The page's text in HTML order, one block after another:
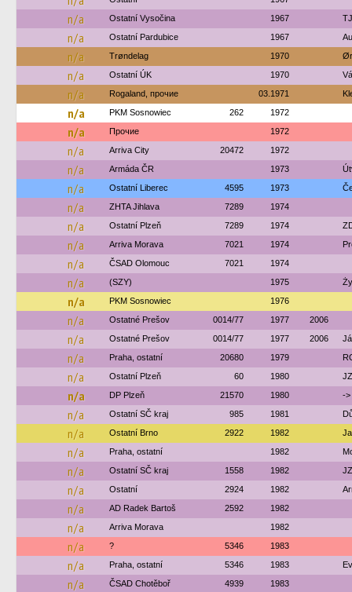
n/a Ostatní Vysočina 1967
n/a Ostatní Pardubice 1967
n/a Trøndelag 1970
n/a Ostatní ÚK 1970
n/a Rogaland, прочие 03.1971
n/a PKM Sosnowiec 262 1972
n/a Прочие 1972
n/a Arriva City 20472 1972
n/a Armáda ČR 1973
n/a Ostatní Liberec 4595 1973
n/a ZHTA Jihlava 7289 1974
n/a Ostatní Plzeň 7289 1974
n/a Arriva Morava 7021 1974
n/a ČSAD Olomouc 7021 1974
n/a (SZY) 1975
n/a PKM Sosnowiec 1976
n/a Ostatné Prešov 0014/77 1977 2006
n/a Ostatné Prešov 0014/77 1977 2006
n/a Praha, ostatní 20680 1979
n/a Ostatní Plzeň 60 1980
n/a DP Plzeň 21570 1980 ->
n/a Ostatní SČ kraj 985 1981
n/a Ostatní Brno 2922 1982
n/a Praha, ostatní 1982
n/a Ostatní SČ kraj 1558 1982
n/a Ostatní 2924 1982
n/a AD Radek Bartoš 2592 1982
n/a Arriva Morava 1982
n/a ? 5346 1983
n/a Praha, ostatní 5346 1983
n/a ČSAD Chotěboř 4939 1983